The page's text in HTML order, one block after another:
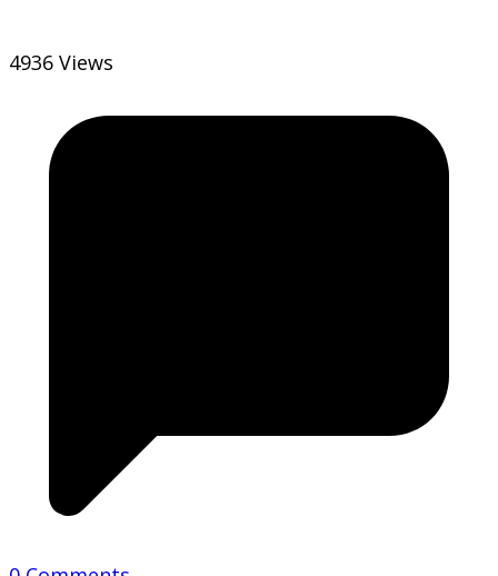
4936 Views